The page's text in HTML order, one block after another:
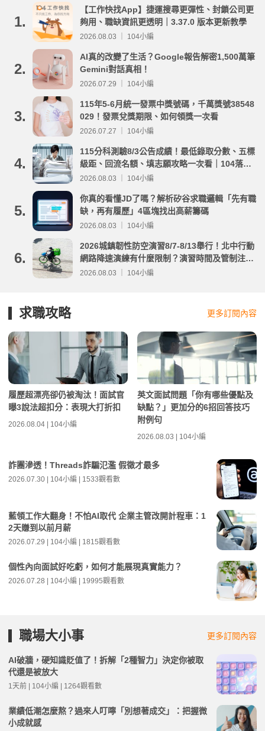
1.
【工作快找App】捷運搜尋更彈性、封鎖公司更
夠用、職缺資訊更透明｜3.37.0 版本更新教學
2026.08.03 ｜ 104小編
2.
AI真的改變了生活？Google報告解密1,500萬筆
Gemini對話真相！
2026.07.29 ｜ 104小編
3.
115年5-6月統一發票中獎號碼，千萬獎號38548
029！發票兌獎期限、如何領獎一次看
2026.07.27 ｜ 104小編
4.
115分科測驗8/3公告成績！最低錄取分數、五標
級距、回流名額、填志願攻略一次看｜104落點
分析
2026.08.03 ｜ 104小編
5.
你真的看懂JD了嗎？解析矽谷求職邏輯「先有職
缺，再有履歷」4區塊找出高薪籌碼
2026.08.03 ｜ 104小編
6.
2026城鎮韌性防空演習8/7-8/13舉行！北中行動
網路降速演練有什麼限制？演習時間及管制注意
事項整理
2026.08.03 ｜ 104小編
求職攻略 更多訂閱內容
履歷超漂亮卻仍被淘汰！面試官
曝3說法超扣分：表現大打折扣
2026.08.04 | 104小編
英文面試問題「你有哪些優點及
缺點？」更加分的6招回答技巧
附例句
2026.08.03 | 104小編
詐團滲透！Threads詐騙氾濫 假徵才最多
2026.07.30 | 104小編 | 1533觀看數
藍領工作大翻身！不怕AI取代 企業主管改開計程車：1
2天賺到以前月薪
2026.07.29 | 104小編 | 1815觀看數
個性內向面試好吃虧，如何才能展現真實能力？
2026.07.28 | 104小編 | 19995觀看數
職場大小事 更多訂閱內容
AI破牆，硬知識貶值了！拆解「2種智力」決定你被取
代還是被放大
1天前 | 104小編 | 1264觀看數
業績低潮怎麼熬？過來人叮嚀「別想著成交」：把握微
小成就感